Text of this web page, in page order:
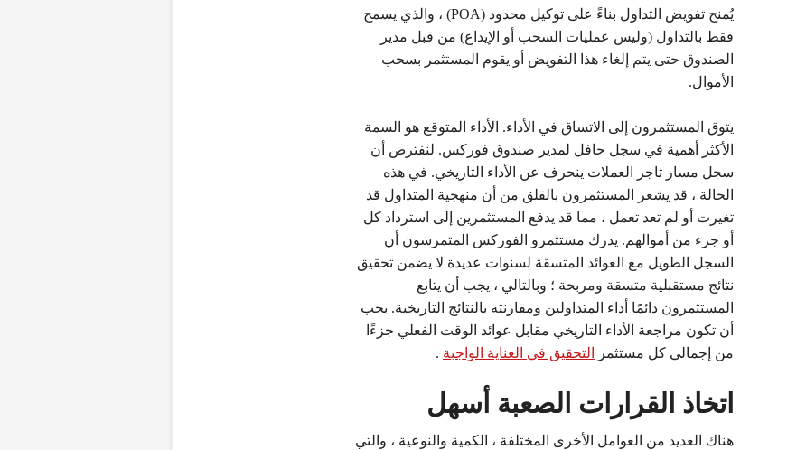
يُمنح تفويض التداول بناءً على توكيل محدود (POA) ، والذي يسمح
فقط بالتداول (وليس عمليات السحب أو الإيداع) من قبل مدير
الصندوق حتى يتم إلغاء هذا التفويض أو يقوم المستثمر بسحب
الأموال.
يتوق المستثمرون إلى الاتساق في الأداء. الأداء المتوقع هو السمة
الأكثر أهمية في سجل حافل لمدير صندوق فوركس. لنفترض أن
سجل مسار تاجر العملات ينحرف عن الأداء التاريخي. في هذه
الحالة ، قد يشعر المستثمرون بالقلق من أن منهجية المتداول قد
تغيرت أو لم تعد تعمل ، مما قد يدفع المستثمرين إلى استرداد كل
أو جزء من أموالهم. يدرك مستثمرو الفوركس المتمرسون أن
السجل الطويل مع العوائد المتسقة لسنوات عديدة لا يضمن تحقيق
نتائج مستقبلية متسقة ومربحة ؛ وبالتالي ، يجب أن يتابع
المستثمرون دائمًا أداء المتداولين ومقارنته بالنتائج التاريخية. يجب
أن تكون مراجعة الأداء التاريخي مقابل عوائد الوقت الفعلي جزءًا
من إجمالي كل مستثمر
التحقيق في العناية الواجبة .
اتخاذ القرارات الصعبة أسهل
هناك العديد من العوامل الأخرى المختلفة ، الكمية والنوعية ، والتي